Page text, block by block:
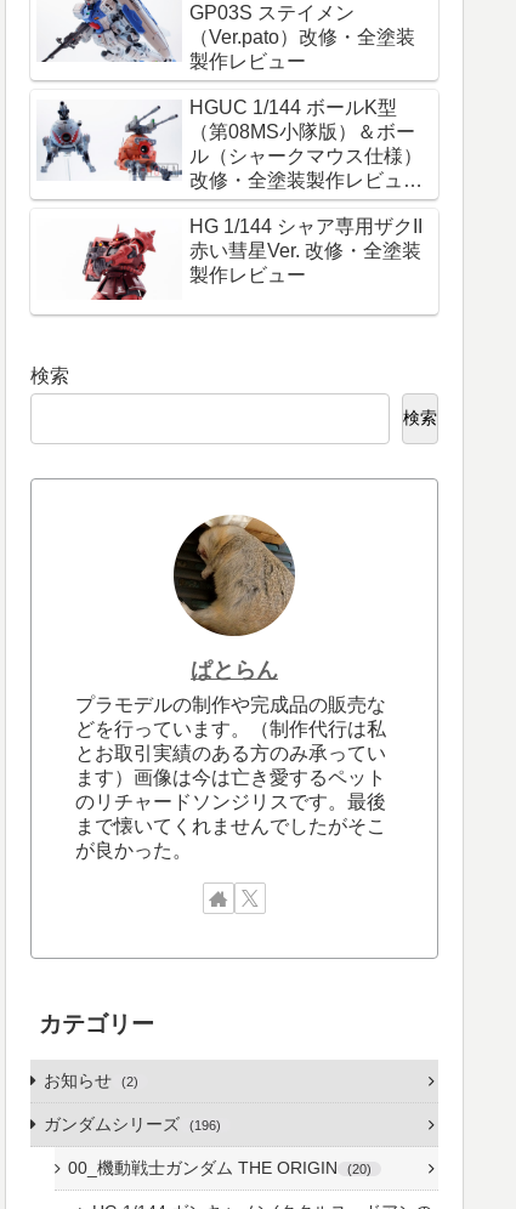
GP03S ステイメン
（Ver.pato）改修・全塗装
製作レビュー
HGUC 1/144 ボールK型
（第08MS小隊版）＆ボー
ル（シャークマウス仕様）
改修・全塗装製作レビュー
『必ず生きて帰れ！これは
命令だ！』
HG 1/144 シャア専用ザクII
赤い彗星Ver. 改修・全塗装
製作レビュー
検索
検索
ぱとらん
プラモデルの制作や完成品の販売な
どを行っています。（制作代行は私
とお取引実績のある方のみ承ってい
ます）画像は今は亡き愛するペット
のリチャードソンジリスです。最後
まで懐いてくれませんでしたがそこ
が良かった。
カテゴリー
お知らせ 2
ガンダムシリーズ 196
00_機動戦士ガンダム THE ORIGIN 20